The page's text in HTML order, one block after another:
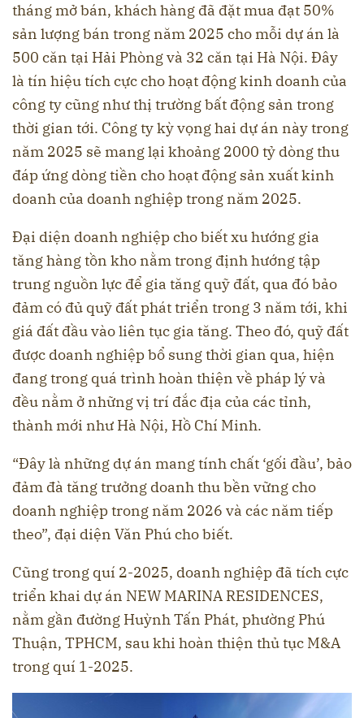
tháng mở bán, khách hàng đã đặt mua đạt 50%
sản lượng bán trong năm 2025 cho mỗi dự án là
500 căn tại Hải Phòng và 32 căn tại Hà Nội. Đây
là tín hiệu tích cực cho hoạt động kinh doanh của
công ty cũng như thị trường bất động sản trong
thời gian tới. Công ty kỳ vọng hai dự án này trong
năm 2025 sẽ mang lại khoảng 2000 tỷ dòng thu
đáp ứng dòng tiền cho hoạt động sản xuất kinh
doanh của doanh nghiệp trong năm 2025.
Đại diện doanh nghiệp cho biết xu hướng gia
tăng hàng tồn kho nằm trong định hướng tập
trung nguồn lực để gia tăng quỹ đất, qua đó bảo
đảm có đủ quỹ đất phát triển trong 3 năm tới, khi
giá đất đầu vào liên tục gia tăng. Theo đó, quỹ đất
được doanh nghiệp bổ sung thời gian qua, hiện
đang trong quá trình hoàn thiện về pháp lý và
đều nằm ở những vị trí đắc địa của các tỉnh,
thành mới như Hà Nội, Hồ Chí Minh.
“Đây là những dự án mang tính chất ‘gối đầu’, bảo
đảm đà tăng trưởng doanh thu bền vững cho
doanh nghiệp trong năm 2026 và các năm tiếp
theo”, đại diện Văn Phú cho biết.
Cũng trong quí 2-2025, doanh nghiệp đã tích cực
triển khai dự án NEW MARINA RESIDENCES,
nằm gần đường Huỳnh Tấn Phát, phường Phú
Thuận, TPHCM, sau khi hoàn thiện thủ tục M&A
trong quí 1-2025.